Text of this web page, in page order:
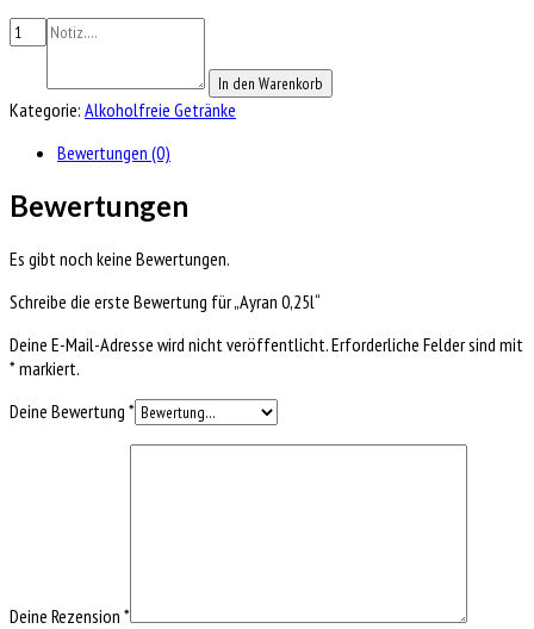
In den Warenkorb
Kategorie: Alkoholfreie Getränke
Bewertungen (0)
Bewertungen
Es gibt noch keine Bewertungen.
Schreibe die erste Bewertung für „Ayran 0,25l“
Deine E-Mail-Adresse wird nicht veröffentlicht.Erforderliche Felder sind mit
*markiert.
Deine Bewertung *
Deine Rezension *